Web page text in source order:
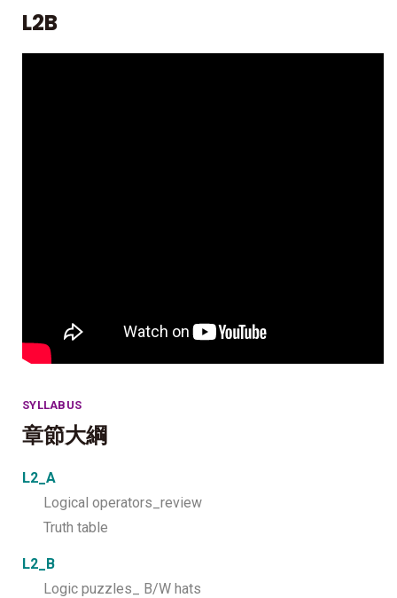
L2B
SYLLABUS
章節大綱
L2_A
Logical operators_review
Truth table
L2_B
Logic puzzles_ B/W hats